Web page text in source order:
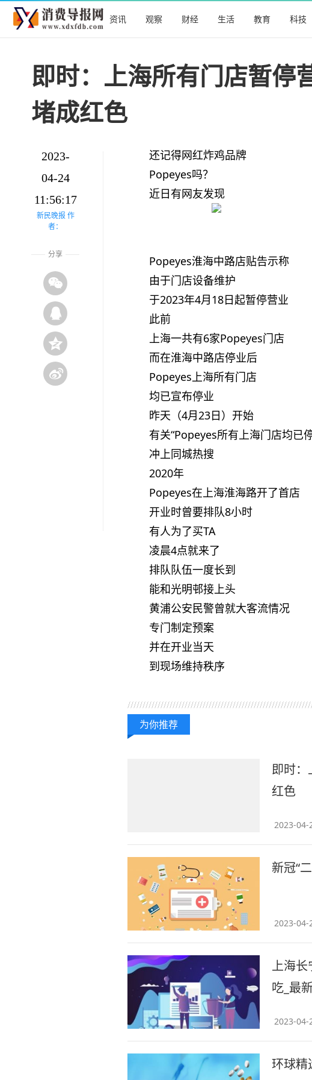
资讯 观察 财经 生活 教育 科技
即时：上海所有门店暂停
堵成红色
2023-
04-24
11:56:17
新民晚报 作
者：
分享
还记得网红炸鸡品牌
Popeyes吗？
近日有网友发现
Popeyes淮海中路店贴告示称
由于门店设备维护
于2023年4月18日起暂停营业
此前
上海一共有6家Popeyes门店
而在淮海中路店停业后
Popeyes上海所有门店
均已宣布停业
昨天（4月23日）开始
有关“Popeyes所有上海门店均已
冲上同城热搜
2020年
Popeyes在上海淮海路开了首店
开业时曾要排队8小时
有人为了买TA
凌晨4点就来了
排队队伍一度长到
能和光明邨接上头
黄浦公安民警曾就大客流情况
专门制定预案
并在开业当天
到现场维持秩序
为你推荐
即时：
红色
2023-04-
新冠“
2023-04-
上海长
吃_最
2023-04-
环球精